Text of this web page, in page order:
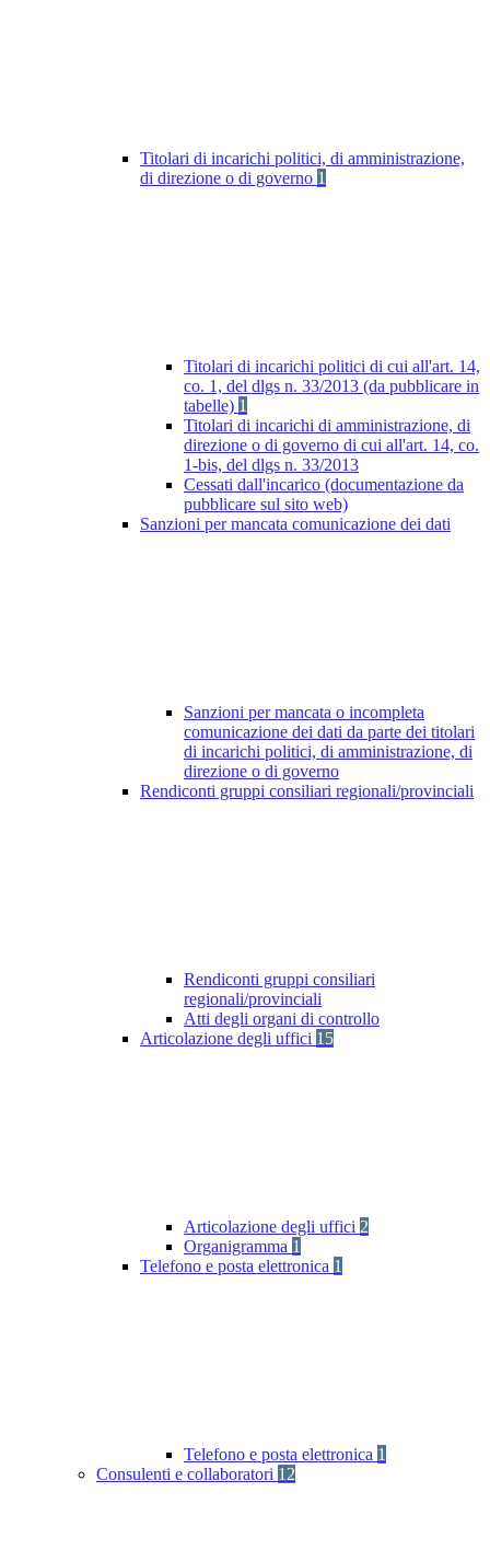
Titolari di incarichi politici, di amministrazione,
di direzione o di governo 1
Titolari di incarichi politici di cui all'art. 14,
co. 1, del dlgs n. 33/2013 (da pubblicare in
tabelle) 1
Titolari di incarichi di amministrazione, di
direzione o di governo di cui all'art. 14, co.
1-bis, del dlgs n. 33/2013
Cessati dall'incarico (documentazione da
pubblicare sul sito web)
Sanzioni per mancata comunicazione dei dati
Sanzioni per mancata o incompleta
comunicazione dei dati da parte dei titolari
di incarichi politici, di amministrazione, di
direzione o di governo
Rendiconti gruppi consiliari regionali/provinciali
Rendiconti gruppi consiliari
regionali/provinciali
Atti degli organi di controllo
Articolazione degli uffici 15
Articolazione degli uffici 2
Organigramma 1
Telefono e posta elettronica 1
Telefono e posta elettronica 1
Consulenti e collaboratori 12